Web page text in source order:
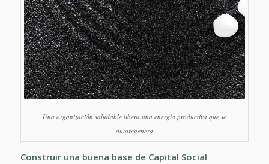
Una organización saludable libera una energía productiva que se
autoregenera
Construir una buena base de Capital Social